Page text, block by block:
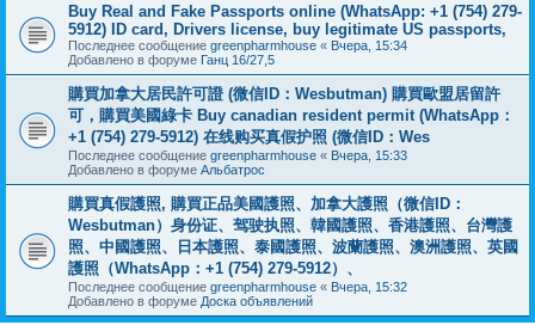
Buy Real and Fake Passports online (WhatsApp: +1 (754) 279-
5912) ID card, Drivers license, buy legitimate US passports,
Последнее сообщение greenpharmhouse « Вчера, 15:34
Добавлено в форуме Ганц 16/27,5
購買加拿大居民許可證 (微信ID：Wesbutman) 購買歐盟居留許
可，購買美國綠卡 Buy canadian resident permit (WhatsApp：
+1 (754) 279-5912) 在线购买真假护照 (微信ID：Wes
Последнее сообщение greenpharmhouse « Вчера, 15:33
Добавлено в форуме Альбатрос
購買真假護照, 購買正品美國護照、加拿大護照（微信ID：
Wesbutman）身份证、驾驶执照、韓國護照、香港護照、台灣護
照、中國護照、日本護照、泰國護照、波蘭護照、澳洲護照、英國
護照（WhatsApp：+1 (754) 279-5912）、
Последнее сообщение greenpharmhouse « Вчера, 15:32
Добавлено в форуме Доска объявлений